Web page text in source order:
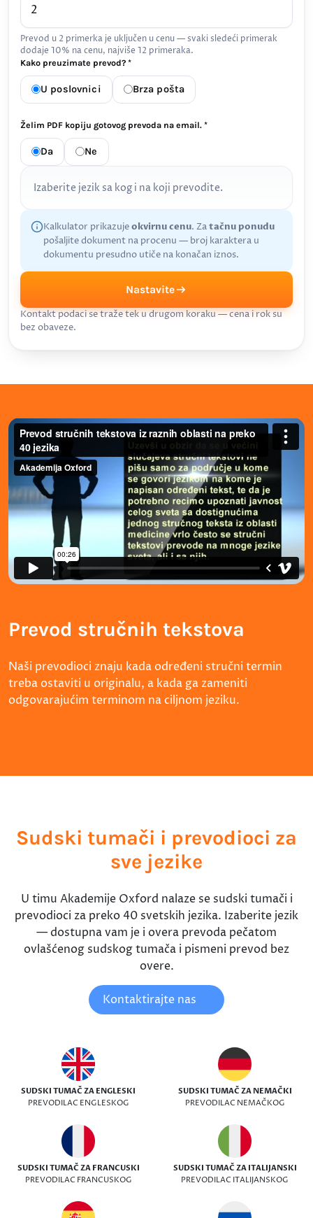
Prevod u 2 primerka je uključen u cenu — svaki sledeći primerak
dodaje 10% na cenu, najviše 12 primeraka.
Kako preuzimate prevod? *
U poslovnici Brza pošta
Želim PDF kopiju gotovog prevoda na email. *
Da Ne
Izaberite jezik sa kog i na koji prevodite.
Kalkulator prikazujeokvirnu cenu. Zatačnu ponudu
pošaljite dokument na procenu — broj karaktera u
dokumentu presudno utiče na konačan iznos.
Nastavite
Kontakt podaci se traže tek u drugom koraku — cena i rok su
bez obaveze.
Prevod stručnih tekstova
Naši prevodioci znaju kada određeni stručni termin
treba ostaviti u originalu, a kada ga zameniti
odgovarajućim terminom na ciljnom jeziku.
Sudski tumači i prevodioci za
sve jezike
U timu Akademije Oxford nalaze se sudski tumači i
prevodioci za preko 40 svetskih jezika. Izaberite jezik
— dostupna vam je i overa prevoda pečatom
ovlašćenog sudskog tumača i pismeni prevod bez
overe.
Kontaktirajte nas
SUDSKI TUMAČ ZA ENGLESKI
PREVODILAC ENGLESKOG
SUDSKI TUMAČ ZA NEMAČKI
PREVODILAC NEMAČKOG
SUDSKI TUMAČ ZA FRANCUSKI
PREVODILAC FRANCUSKOG
SUDSKI TUMAČ ZA ITALIJANSKI
PREVODILAC ITALIJANSKOG